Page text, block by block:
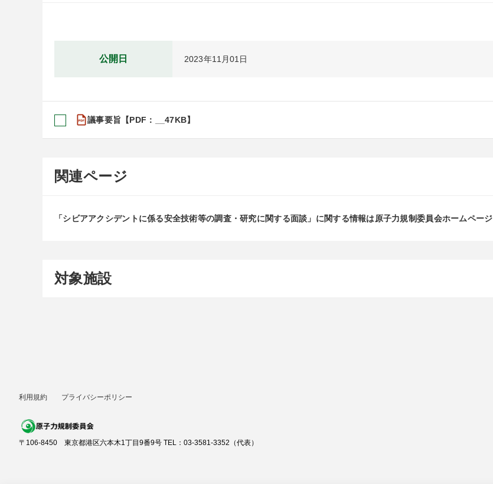
公開日 2023年11月01日
議事要旨【PDF：__47KB】
関連ページ
「シビアアクシデントに係る安全技術等の調査・研究に関する面談」に関する情報は原子力規制委員会ホームページ
対象施設
利用規約 プライバシーポリシー
〒106-8450 東京都港区六本木1丁目9番9号 TEL：03-3581-3352（代表）